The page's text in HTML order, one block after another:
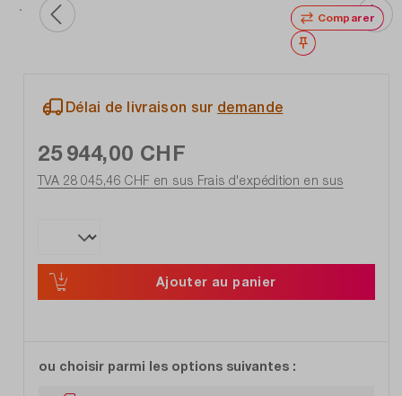
Comparer
Noter
Délai de livraison sur demande
25 944,00 CHF
TVA 28 045,46 CHF en sus Frais d'expédition en sus
Ajouter au panier
ou choisir parmi les options suivantes :